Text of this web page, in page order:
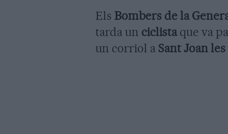
Els Bombers de la
tarda un ciclistaque va
un corriol a Sant Joan